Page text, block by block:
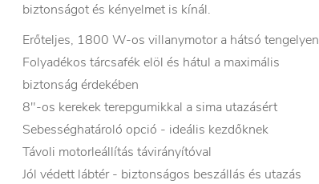
biztonságot és kényelmet is kínál.
Erőteljes, 1800 W-os villanymotor a hátsó tengelyen
Folyadékos tárcsafék elöl és hátul a maximális
biztonság érdekében
8"-os kerekek terepgumikkal a sima utazásért
Sebességhatároló opció - ideális kezdőknek
Távoli motorleállítás távirányítóval
Jól védett lábtér - biztonságos beszállás és utazás